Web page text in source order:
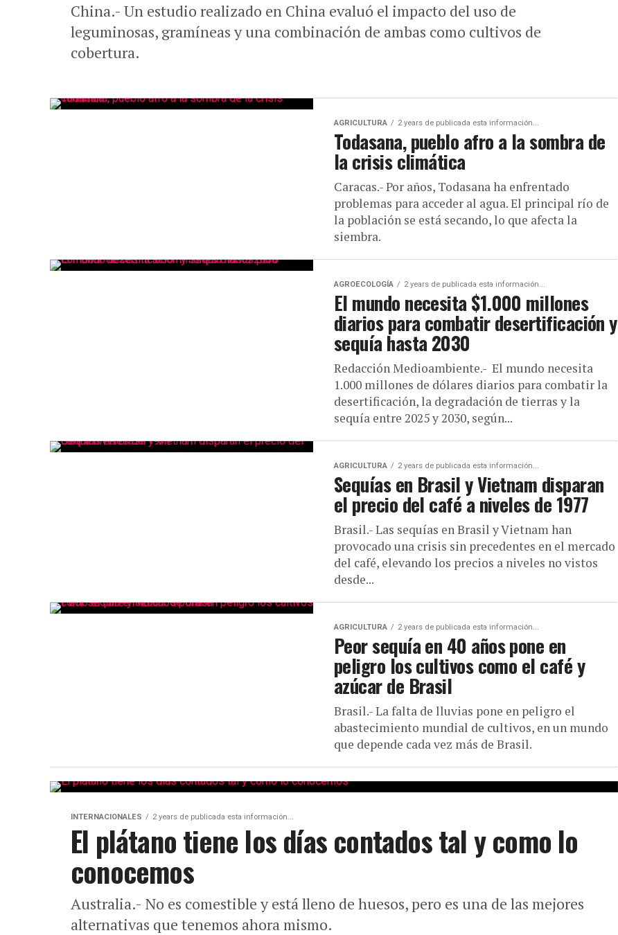
China.- Un estudio realizado en China evaluó el impacto del uso de
leguminosas, gramíneas y una combinación de ambas como cultivos de
cobertura.
AGRICULTURA 2 years de publicada esta información...
Todasana, pueblo afro a la sombra de
la crisis climática
Caracas.- Por años, Todasana ha enfrentado
problemas para acceder al agua. El principal río de
la población se está secando, lo que afecta la
siembra.
AGROECOLOGÍA 2 years de publicada esta información...
El mundo necesita $1.000 millones
diarios para combatir desertificación y
sequía hasta 2030
Redacción Medioambiente.- El mundo necesita
1.000 millones de dólares diarios para combatir la
desertificación, la degradación de tierras y la
sequía entre 2025 y 2030, según...
AGRICULTURA 2 years de publicada esta información...
Sequías en Brasil y Vietnam disparan
el precio del café a niveles de 1977
Brasil.- Las sequías en Brasil y Vietnam han
provocado una crisis sin precedentes en el mercado
del café, elevando los precios a niveles no vistos
desde...
AGRICULTURA 2 years de publicada esta información...
Peor sequía en 40 años pone en
peligro los cultivos como el café y
azúcar de Brasil
Brasil.- La falta de lluvias pone en peligro el
abastecimiento mundial de cultivos, en un mundo
que depende cada vez más de Brasil.
INTERNACIONALES 2 years de publicada esta información...
El plátano tiene los días contados tal y como lo
conocemos
Australia.- No es comestible y está lleno de huesos, pero es una de las mejores
alternativas que tenemos ahora mismo.